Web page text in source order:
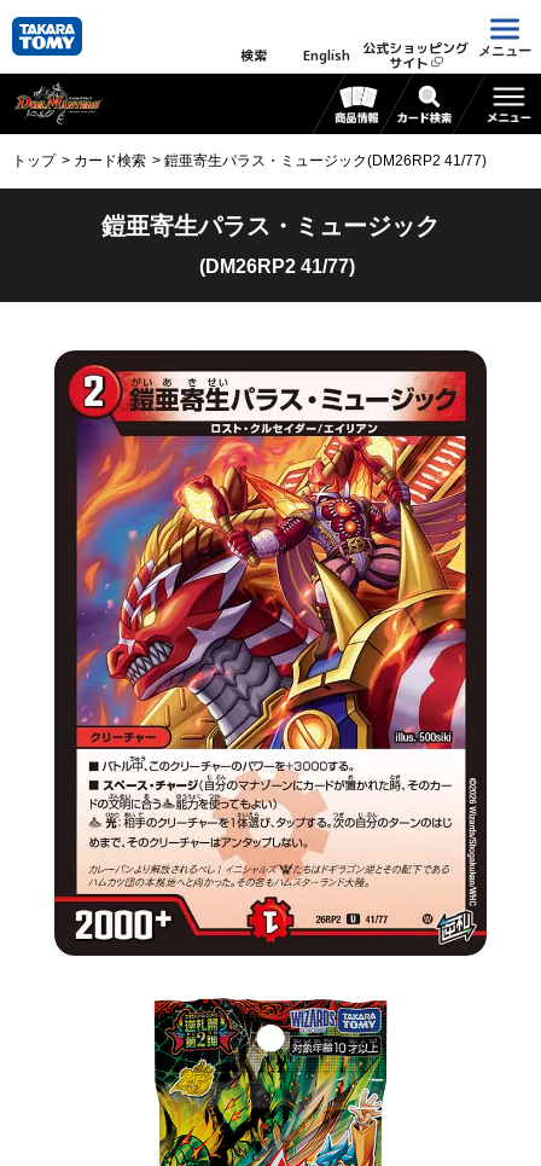
検索 English 公式ショッピング
サイト
メニュー
トップ カード検索 鎧亜寄生パラス・ミュージック(DM26RP2 41/77)
鎧亜寄生パラス・ミュージック
(DM26RP2 41/77)